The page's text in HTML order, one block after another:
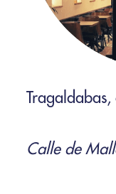
Camping
Calle de